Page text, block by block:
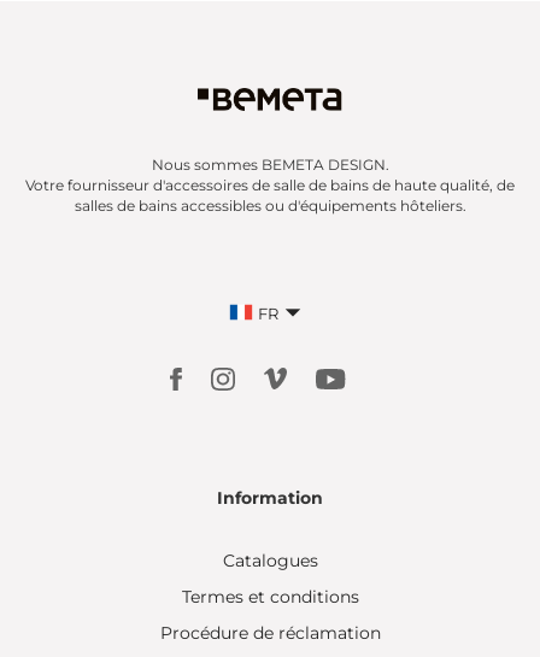
Nous sommes BEMETA DESIGN.
Votre fournisseur d'accessoires de salle de bains de haute qualité, de
salles de bains accessibles ou d'équipements hôteliers.
FR
Information
Catalogues
Termes et conditions
Procédure de réclamation